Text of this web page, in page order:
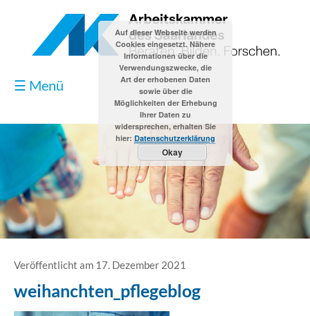
☰ Menü
Blog
Kontakt
Datenschutzerklärung
Veröffentlicht am 17. Dezember 2021
weihanchten_pflegeblog
Auf dieser Webseite werden
Cookies eingesetzt. Nähere
Informationen über die
Verwendungszwecke, die
Art der erhobenen Daten
sowie über die
Möglichkeiten der Erhebung
Ihrer Daten zu
widersprechen, erhalten Sie
hier: Datenschutzerklärung
Okay